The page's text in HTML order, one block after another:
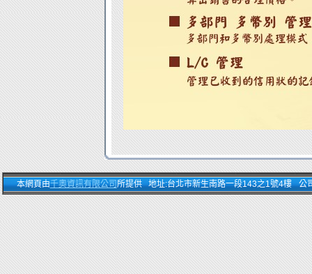
本網頁由千奧資訊有限公司所提供 地址:台北市新生南路一段143之1號4樓